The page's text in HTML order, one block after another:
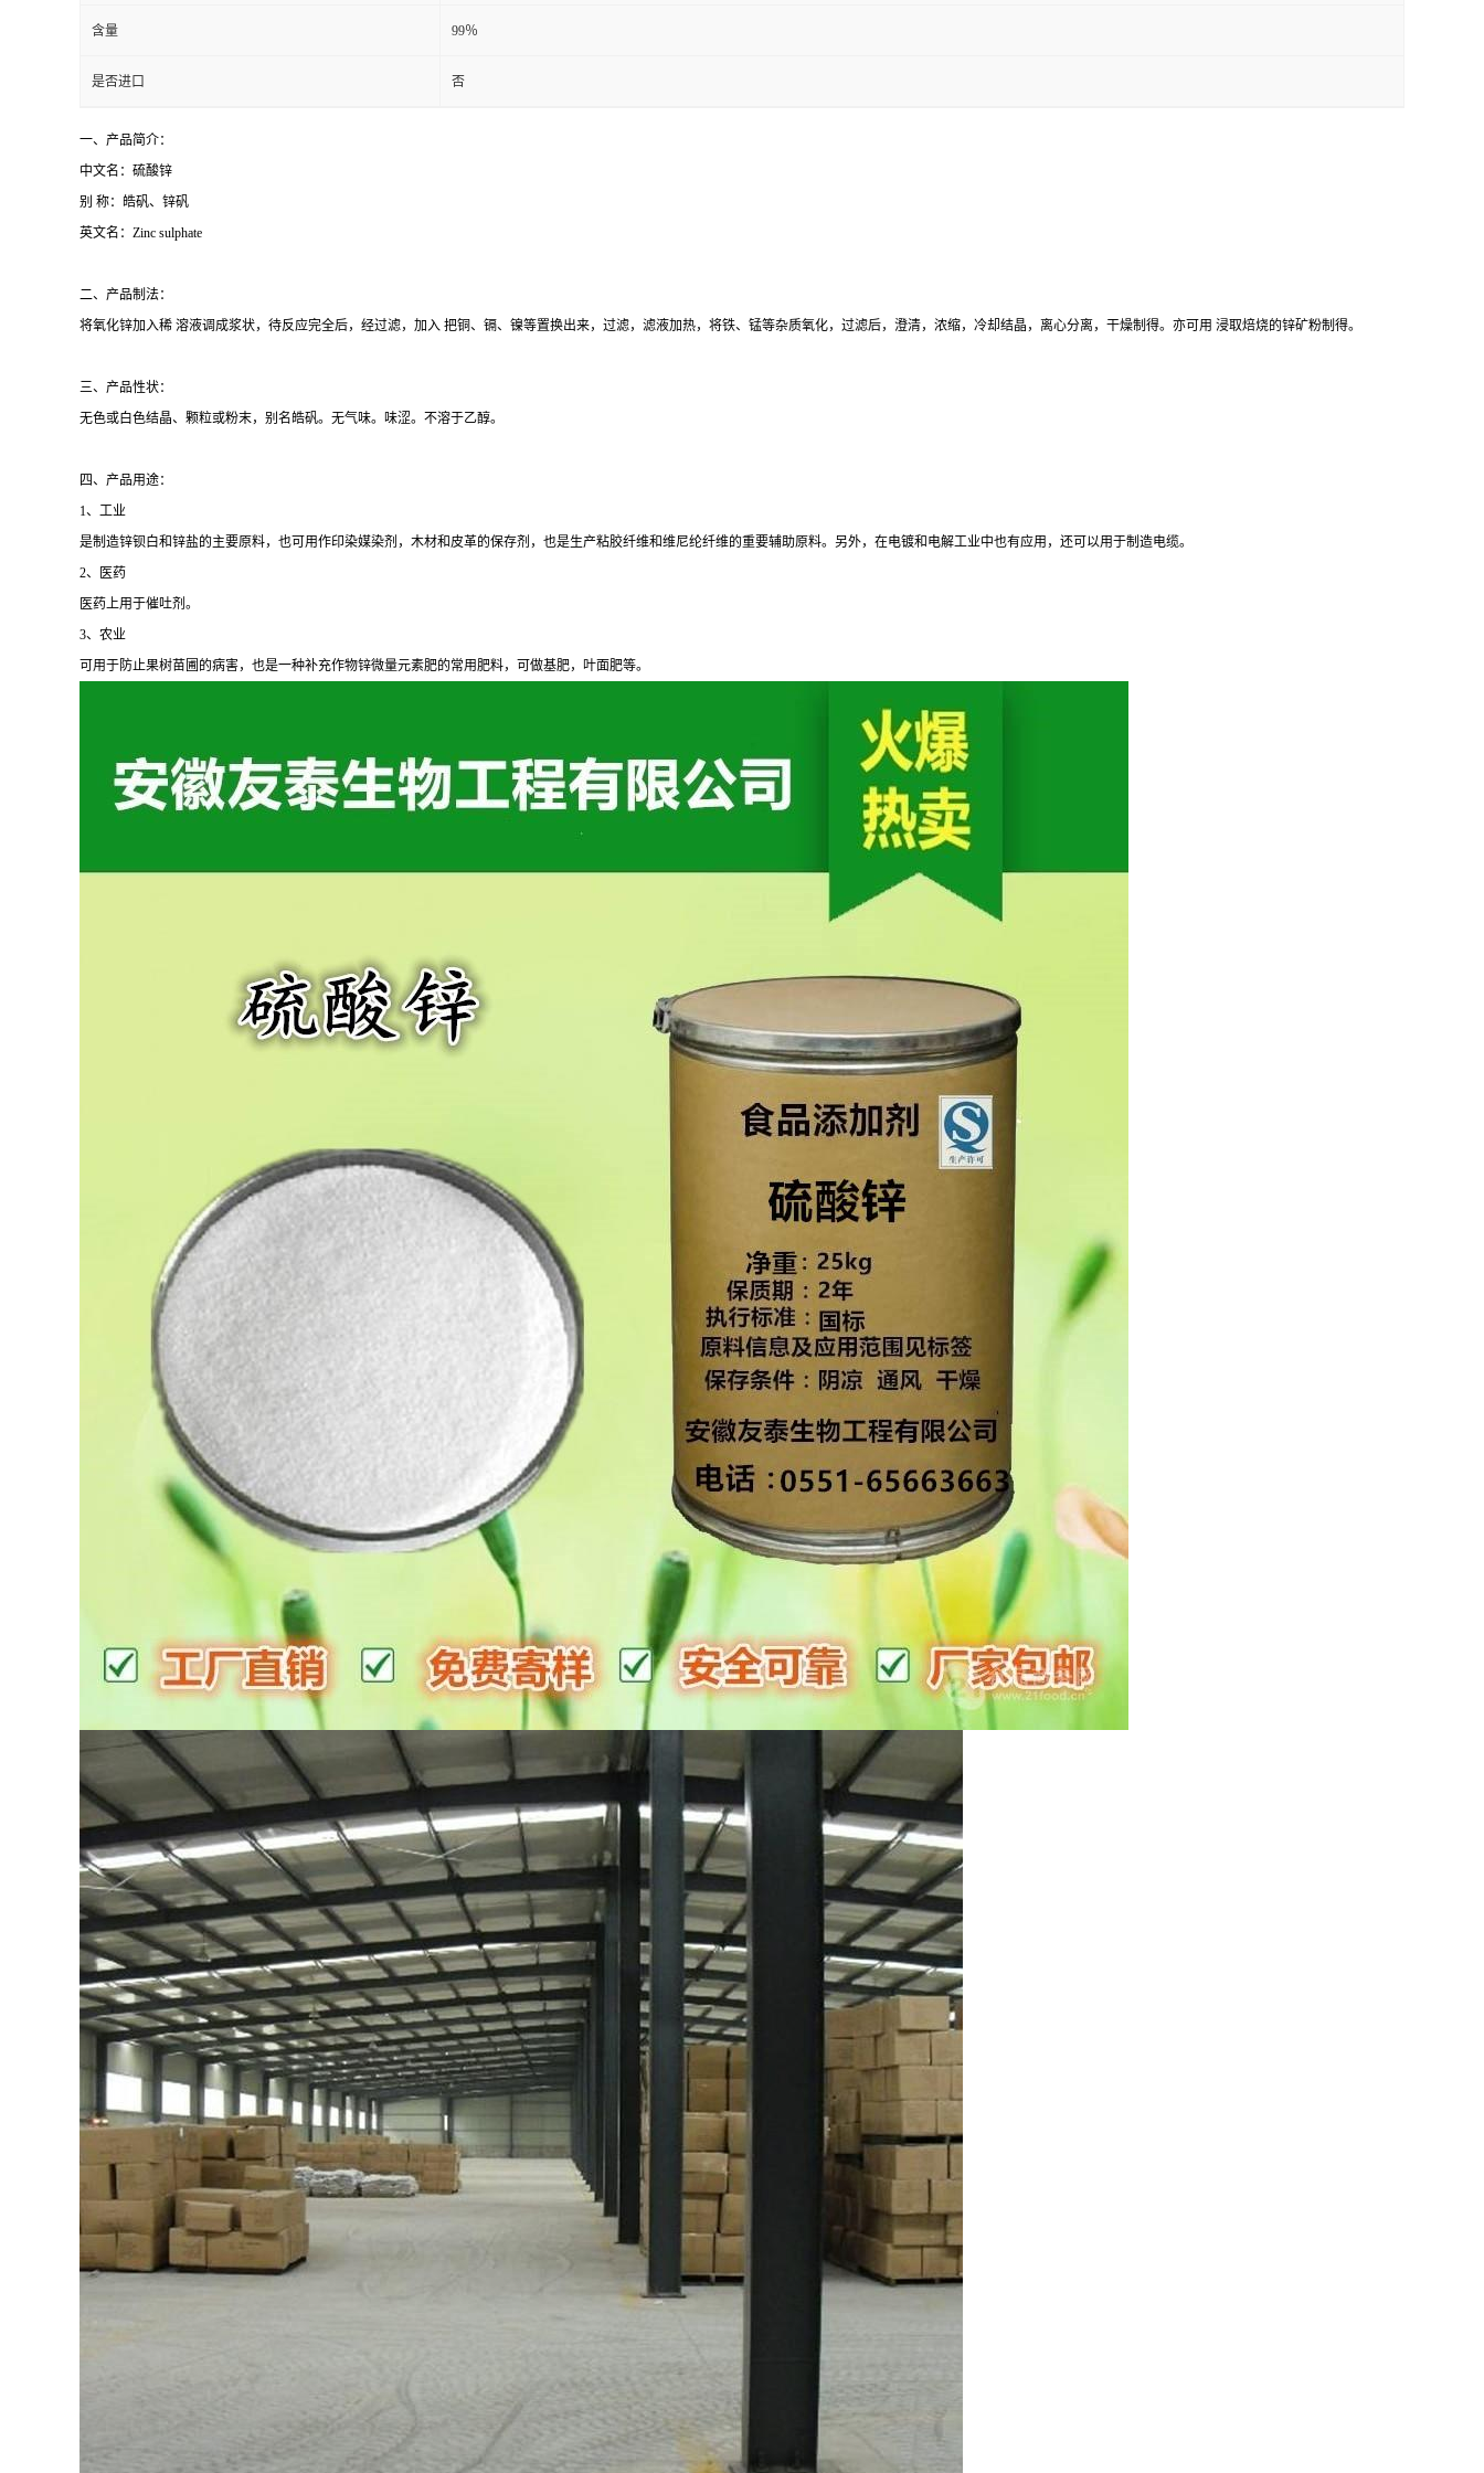
含量 99％
是否进口 否
一、产品简介：
中文名：硫酸锌
别 称：皓矾、锌矾
英文名：Zinc sulphate
二、产品制法：
将氧化锌加入稀 溶液调成浆状，待反应完全后，经过滤，加入 把铜、镉、镍等置换出来，过滤，滤液加热，将铁、锰等杂质氧化，过滤后，澄清，浓缩，冷却结晶，离心分离，干燥制得。亦可用 浸取焙烧的锌矿粉制得。
三、产品性状：
无色或白色结晶、颗粒或粉末，别名皓矾。无气味。味涩。不溶于乙醇。
四、产品用途：
1、工业
是制造锌钡白和锌盐的主要原料，也可用作印染媒染剂，木材和皮革的保存剂，也是生产粘胶纤维和维尼纶纤维的重要辅助原料。另外，在电镀和电解工业中也有应用，还可以用于制造电缆。
2、医药
医药上用于催吐剂。
3、农业
可用于防止果树苗圃的病害，也是一种补充作物锌微量元素肥的常用肥料，可做基肥，叶面肥等。